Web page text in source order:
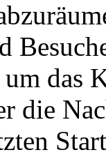
um das
die